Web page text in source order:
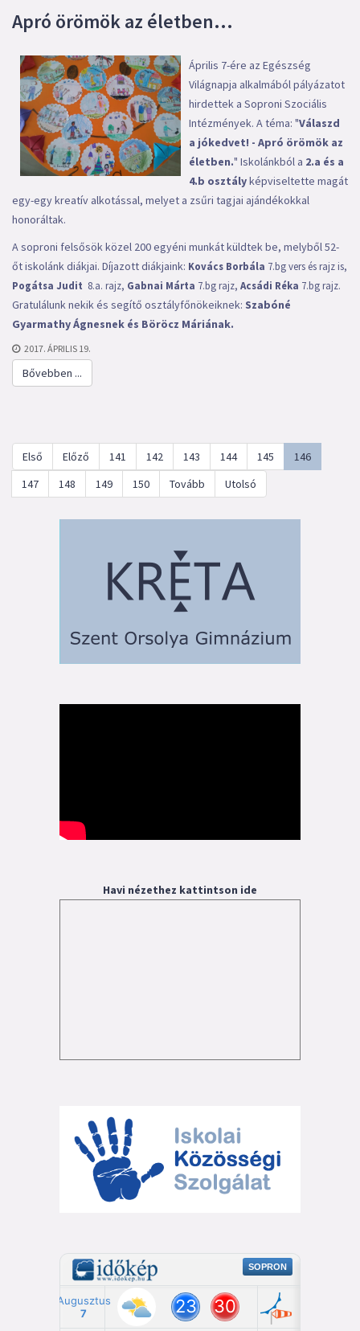
Apró örömök az életben...
Április 7-ére az Egészség
Világnapja alkalmából pályázatot
hirdettek a Soproni Szociális
Intézmények. A téma: "Válaszd
a jókedvet! - Apró örömök az
életben." Iskolánkból a 2.a és a
4.b osztályképviseltette magát
egy-egy kreatív alkotással, melyet a zsűri tagjai ajándékokkal
honoráltak.
A soproni felsősök közel 200 egyéni munkát küldtek be, melyből 52-
őt iskolánk diákjai. Díjazott diákjaink: Kovács Borbála 7.bg vers és rajz is,
Pogátsa Judit 8.a. rajz, Gabnai Márta 7.bg rajz, Acsádi Réka 7.bg rajz.
Gratulálunk nekik és segítő osztályfőnökeiknek: Szabóné
Gyarmathy Ágnesnek és Böröcz Máriának.
2017. ÁPRILIS 19.
Bővebben ...
Első Előző 141 142 143 144 145
146
147
148 149 150 Tovább Utolsó
Havi nézethez kattintson ide